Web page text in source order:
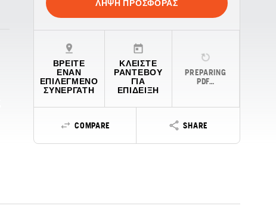
ΛΉΨΗ ΠΡΟΣΦΟΡΆΣ
ΒΡΕΊΤΕ
ΈΝΑΝ
ΕΠΙΛΕΓΜΈΝΟ
ΣΥΝΕΡΓΆΤΗ
ΚΛΕΊΣΤΕ
ΡΑΝΤΕΒΟΎ
ΓΙΑ
ΕΠΊΔΕΙΞΗ
PREPARING
PDF…
COMPARE SHARE